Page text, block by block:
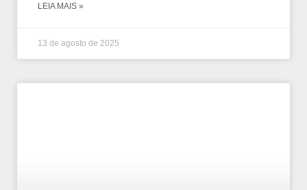
LEIA MAIS »
13 de agosto de 2025